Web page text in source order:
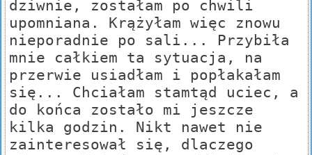
dziwnie, zostałam po chwili
upomniana. Krążyłam więc znowu
nieporadnie po sali... Przybiła
mnie całkiem ta sytuacja, na
przerwie usiadłam i popłakałam
się... Chciałam stamtąd uciec, a
do końca zostało mi jeszcze
kilka godzin. Nikt nawet nie
zainteresował się, dlaczego